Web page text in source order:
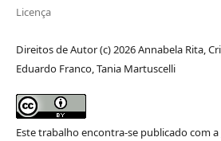
Licença
Direitos de Autor (c) 2026 Annabela Rita,
Eduardo Franco, Tania Martuscelli
Este trabalho encontra-se publicado com a